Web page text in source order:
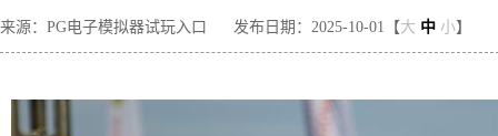
来源：PG电子模拟器试玩入口 发布日期：2025-10-01【大 中 小】